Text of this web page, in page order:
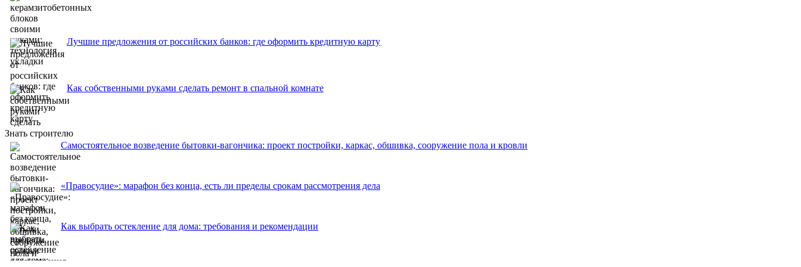
Лучшие предложения от российских банков: где оформить кредитную карту
Как собственными руками сделать ремонт в спальной комнате
Знать строителю
Самостоятельное возведение бытовки-вагончика: проект постройки, каркас, обшивка, сооружение пола и кровли
«Правосудие»: марафон без конца, есть ли пределы срокам рассмотрения дела
Как выбрать остекление для дома: требования и рекомендации